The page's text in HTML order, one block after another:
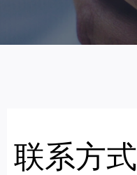
联系方式